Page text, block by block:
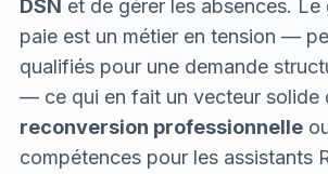
DSN et de gérer les absences.
paie est un métier en tension —
qualifiés pour une demande
— ce qui en fait un vecteur solide
reconversion professionnelle
compétences pour les assistants